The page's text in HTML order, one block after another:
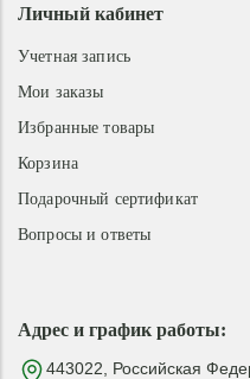
Адрес и график работы:
443022, Российская
Личный кабинет
Учетная запись
Мои заказы
Избранные товары
Корзина
Подарочный сертификат
Вопросы и ответы